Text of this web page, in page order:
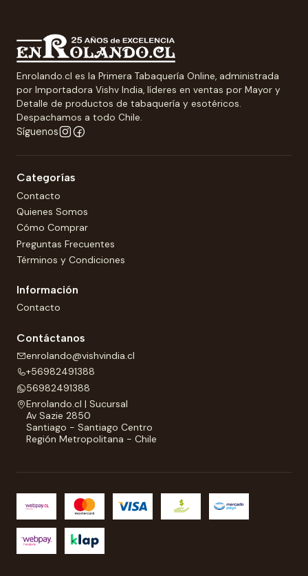
Enrolando.cl es la Primera Tabaquería Online, administrada
por Importadora Vishv India, líderes en ventas por Mayor y
Detalle de productos de tabaquería y esotéricos.
Despachamos a todo Chile.
Síguenos
Categorías
Contacto
Quienes Somos
Cómo Comprar
Preguntas Frecuentes
Términos y Condiciones
Información
Contacto
Contáctanos
enrolando@vishvindia.cl
+56982491388
56982491388
Enrolando.cl | Sucursal
Av Sazie 2850
Santiago - Santiago Centro
Región Metropolitana - Chile